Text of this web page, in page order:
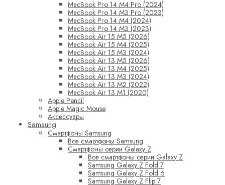
MacBook Pro 14 M4 Pro (2024)
MacBook Pro 14 M3 Pro (2023)
MacBook Pro 14 M4 (2024)
MacBook Pro 14 M3 (2023)
MacBook Air 15 M5 (2026)
MacBook Air 15 M4 (2025)
MacBook Air 15 M3 (2024)
MacBook Air 13 M5 (2026)
MacBook Air 13 M4 (2025)
MacBook Air 13 M3 (2024)
MacBook Air 13 M2 (2022)
MacBook Air 13 M1 (2020)
Apple Pencil
Apple Magic Mouse
Аксессуары
Samsung
Смартфоны Samsung
Все смартфоны Samsung
Смартфоны серии Galaxy Z
Все смартфоны серии Galaxy Z
Samsung Galaxy Z Fold 7
Samsung Galaxy Z Fold 6
Samsung Galaxy Z Flip 7